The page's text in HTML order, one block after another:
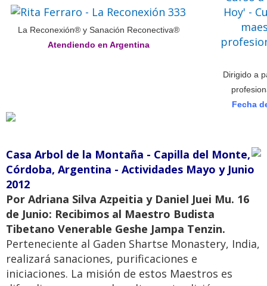
La Reconexión® y Sanación Reconectiva®
Atendiendo en Argentina
Dirigido a
Fecha
Casa Arbol de la Montaña - Capilla del Monte,
Córdoba, Argentina - Actividades Mayo y Junio
2012
Por Adriana Silva Azpeitia y Daniel Juei Mu. 16
de Junio: Recibimos al Maestro Budista
Tibetano Venerable Geshe Jampa Tenzin.
Perteneciente al Gaden Shartse Monastery, India,
realizará sanaciones, purificaciones e
iniciaciones. La misión de estos Maestros es